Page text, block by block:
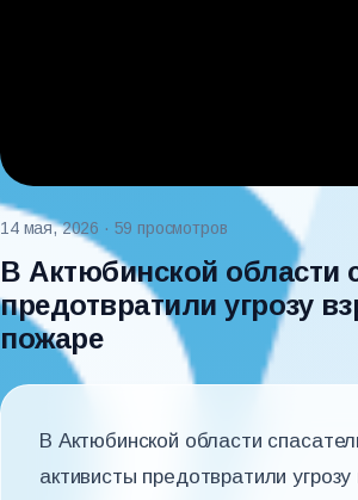
14 мая, 2026 · 59 просмотров
В Актюбинской области
предотвратили угрозу
пожаре
В Актюбинской области
активисты предотвратили